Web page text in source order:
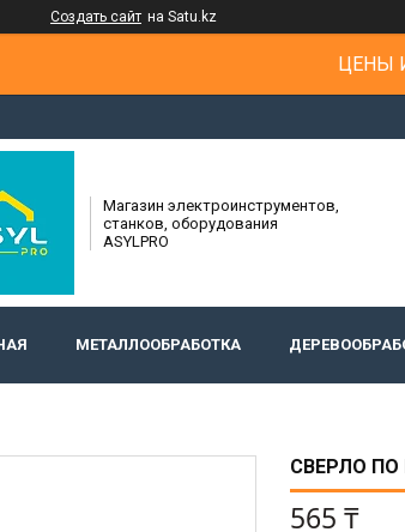
Создать сайт на Satu.kz
ЦЕНЫ
Магазин электроинструментов,
станков, оборудования
ASYLPRO
МЕТАЛЛООБРАБОТКА
СВЕРЛО ПО
565 ₸